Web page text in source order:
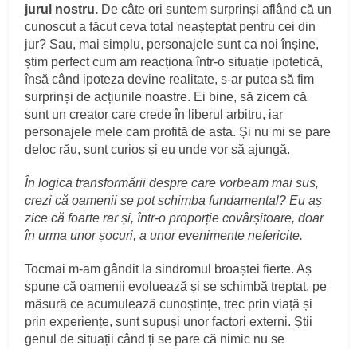
jurul nostru. De câte ori suntem surprinși aflând că un
cunoscut a făcut ceva total neașteptat pentru cei din
jur? Sau, mai simplu, personajele sunt ca noi înșine,
știm perfect cum am reacționa într-o situație ipotetică,
însă când ipoteza devine realitate, s-ar putea să fim
surprinși de acțiunile noastre. Ei bine, să zicem că
sunt un creator care crede în liberul arbitru, iar
personajele mele cam profită de asta. Și nu mi se pare
deloc rău, sunt curios și eu unde vor să ajungă.
În logica transformării despre care vorbeam mai sus,
crezi că oamenii se pot schimba fundamental? Eu aș
zice că foarte rar și, într-o proporție covârșitoare, doar
în urma unor șocuri, a unor evenimente nefericite.
Tocmai m-am gândit la sindromul broaștei fierte. Aș
spune că oamenii evoluează și se schimbă treptat, pe
măsură ce acumulează cunoștințe, trec prin viață și
prin experiențe, sunt supuși unor factori externi. Știi
genul de situații când ți se pare că nimic nu se